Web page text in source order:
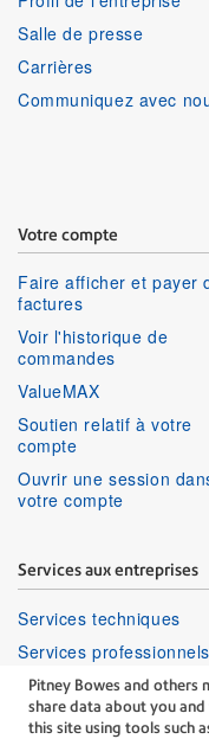
Pitney Bowes and others
share data about you
this site using tools such
Salle de presse
Carrières
Communiquez avec
Votre compte
Faire afficher et payer
factures
Voir l'historique de
commandes
ValueMAX
Soutien relatif à votre
compte
Ouvrir une session
votre compte
Services aux entreprises
Services techniques
Services professionnels